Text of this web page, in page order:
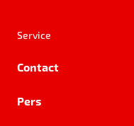
Service
Contact
Pers